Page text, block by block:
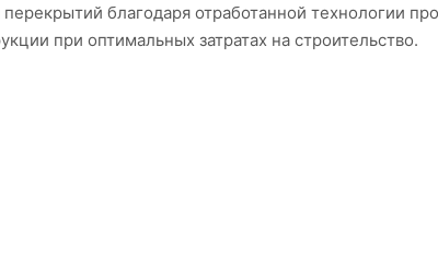
благодаря отработанной технологии
при оптимальных затратах на строительство.